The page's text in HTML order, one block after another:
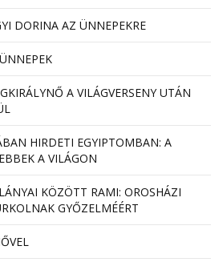
DORINA AZ ÜNNEPEKRE
A VILÁGVERSENY UTÁN
HIRDETI EGYIPTOMBAN: A
A VILÁGON
KÖZÖTT RAMI: OROSHÁZI
GYŐZELMÉÉRT